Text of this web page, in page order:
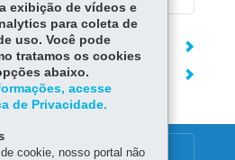
exibição de vídeos e
para coleta de
uso. Você pode
tratamos os cookies
abaixo.
acesse
de Privacidade.
cookie, nosso portal não